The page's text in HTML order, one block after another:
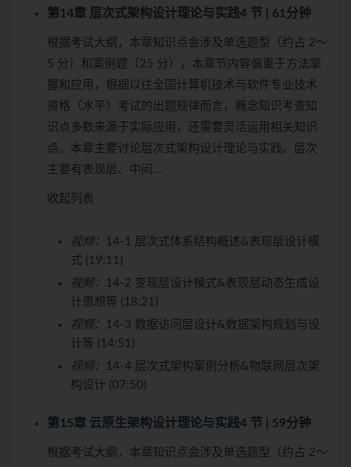
第14章 层次式架构设计理论与实践4 节 | 61分钟
根据考试大纲，本章知识点会涉及单选题型（约占 2～
5 分）和案例题（25 分），本章节内容偏重于方法掌
握和应用，根据以往全国计算机技术与软件专业技术
资格（水平）考试的出题规律而言，概念知识考查知
识点多数来源于实际应用，还需要灵活运用相关知识
点。本章主要讨论层次式架构设计理论与实践。层次
主要有表现层、中间…
收起列表
视频：
14-1 层次式体系结构概述&表现层设计模
式 (19:11)
视频：
14-2 变现层设计模式&表现层动态生成设
计思想等 (18:21)
视频：
14-3 数据访问层设计&数据架构规划与设
计等 (14:51)
视频：
14-4 层次式架构案例分析&物联网层次架
构设计 (07:50)
第15章 云原生架构设计理论与实践4 节 | 59分钟
根据考试大纲，本章知识点会涉及单选题型（约占 2～